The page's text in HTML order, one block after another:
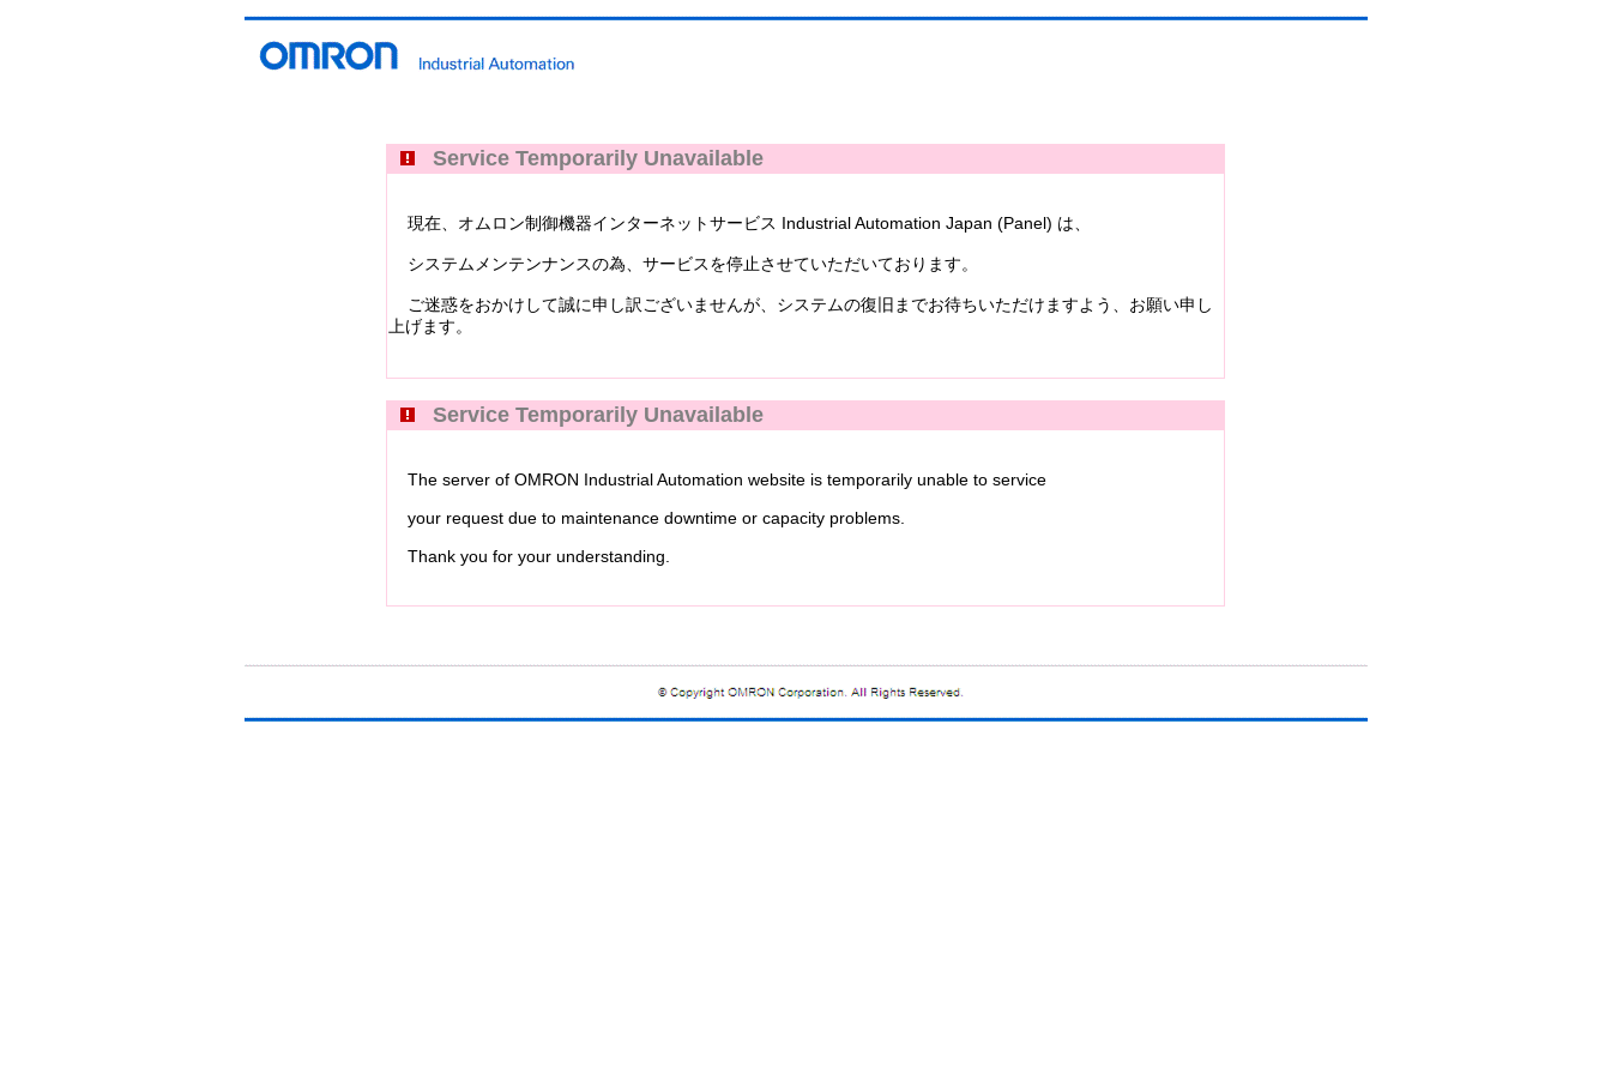
Service Temporarily Unavailable
現在、オムロン制御機器インターネットサービス Industrial Automation Japan (Panel) は、
システムメンテンナンスの為、サービスを停止させていただいております。
ご迷惑をおかけして誠に申し訳ございませんが、システムの復旧までお待ちいただけますよう、お願い申し
上げます。
Service Temporarily Unavailable
The server of OMRON Industrial Automation website is temporarily unable to service
your request due to maintenance downtime or capacity problems.
Thank you for your understanding.